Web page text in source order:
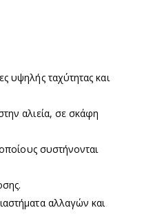
υψηλής ταχύτητας και
αλιεία, σε σκάφη
συστήνονται
αλλαγών και